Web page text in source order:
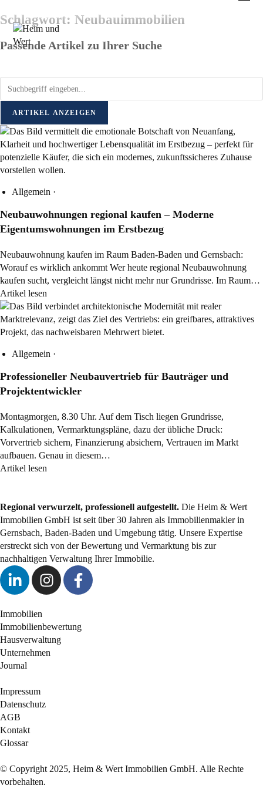
Schlagwort: Neubauimmobilien
Passende Artikel zu Ihrer Suche
ARTIKEL ANZEIGEN
Allgemein ·
Neubauwohnungen regional kaufen – Moderne
Eigentumswohnungen im Erstbezug
Neubauwohnung kaufen im Raum Baden-Baden und Gernsbach:
Worauf es wirklich ankommt Wer heute regional Neubauwohnung
kaufen sucht, vergleicht längst nicht mehr nur Grundrisse. Im Raum…
Artikel lesen
Allgemein ·
Professioneller Neubauvertrieb für Bauträger und
Projektentwickler
Montagmorgen, 8.30 Uhr. Auf dem Tisch liegen Grundrisse,
Kalkulationen, Vermarktungspläne, dazu der übliche Druck:
Vorvertrieb sichern, Finanzierung absichern, Vertrauen im Markt
aufbauen. Genau in diesem…
Artikel lesen
Regional verwurzelt, professionell aufgestellt. Die Heim & Wert
Immobilien GmbH ist seit über 30 Jahren als Immobilienmaklerin
Gernsbach, Baden-Baden und Umgebung tätig. Unsere Expertise
erstreckt sich von der Bewertung und Vermarktung bis zur
nachhaltigen Verwaltung Ihrer Immobilie.
Immobilien
Immobilienbewertung
Hausverwaltung
Unternehmen
Journal
Impressum
Datenschutz
AGB
Kontakt
Glossar
© Copyright 2025, Heim & Wert Immobilien GmbH. Alle Rechte
vorbehalten.